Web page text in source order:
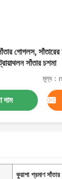
গোগলস, সাঁতারের
সাঁতার চশমা
মূল্য
দাম
কুয়াশা প্রমাণ